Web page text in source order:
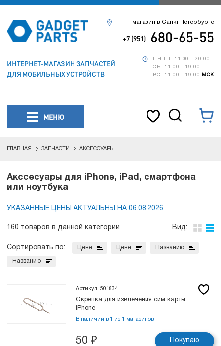
ИНТЕРНЕТ-МАГАЗИН ЗАПЧАСТЕЙ
ДЛЯ МОБИЛЬНЫХ УСТРОЙСТВ
ПН-ПТ: 11:00 - 20:00
СБ: 11:00 - 19:00
ВС: 11:00 - 19:00
МСК
магазин в Санкт-Петербурге
+7 (951) 680-65-55
МЕНЮ
ГЛАВНАЯ ЗАПЧАСТИ АКСЕССУАРЫ
Акссесуары для iPhone, iPad, смартфона
или ноутбука
УКАЗАННЫЕ ЦЕНЫ АКТУАЛЬНЫ НА 06.08.2026
160 товаров в данной категории Вид:
Сортировать по: Цене Цене Названию
Названию
Артикул: 501834
Скрепка для извлечения сим карты
iPhone
В наличии в 1 из 1 магазинов
50 ₽ Покупаю